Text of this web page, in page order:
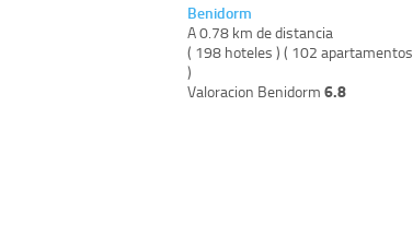
Benidorm
A 0.78 km de distancia
( 198 hoteles ) ( 102 apartamentos
)
Valoracion Benidorm 6.8